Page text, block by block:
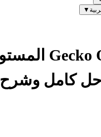
▼
حل كامل وشرح